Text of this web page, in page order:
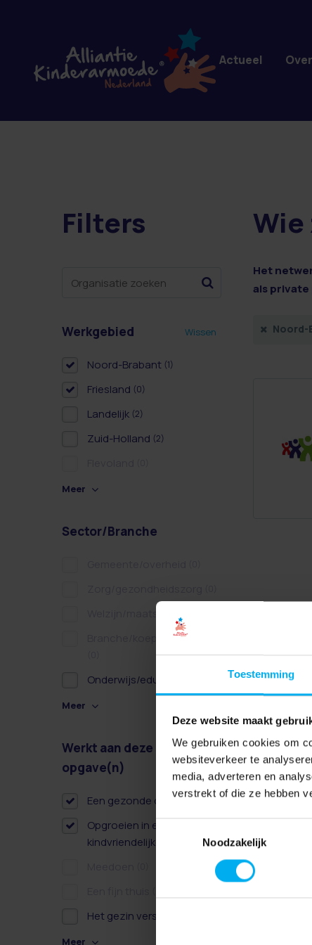
Toestemming
Deze website maakt
We gebruiken cookies om
websiteverkeer te
media, adverteren en
verstrekt of die ze hebben
Toestemmingsselectie
Noodzakelijk
1 resultaten
Filters
Werkgebied Wissen
Noord-Brabant (1)
Friesland (0)
Landelijk (2)
Zuid-Holland (2)
Meer
Sector/Branche
Welzijn/maatschappelijk
Branche/koepel/belangen
Onderwijs/educatie
Meer
Werkt aan deze
opgave(n)
Wissen
Een gezonde dag(0)
Opgroeien in een
kindvriendelijke omgeving(1)
Het gezin versterken
Meer
Het
als
Noord-
Actueel